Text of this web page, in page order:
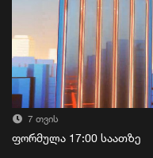
7 თვის
ფორმულა 17:00 საათზე